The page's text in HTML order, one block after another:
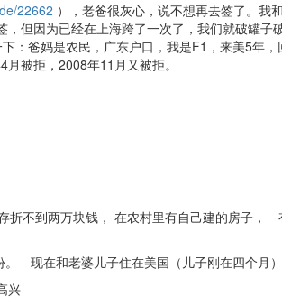
22662 ），老爸很灰心，说不想再去签了。我
但因为已经在上海跨了一次了，我们就破罐子
：爸妈是农民，广东户口，我是F1，来美5年，
被拒，2008年11月又被拒。
折不到两万块钱， 在农村里有自己建的房子，
现在和老婆儿子住在美国（儿子刚在四个
兴